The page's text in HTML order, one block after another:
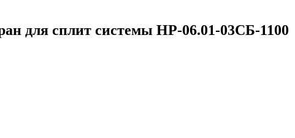
для сплит системы НР-06.01-03СБ-1100